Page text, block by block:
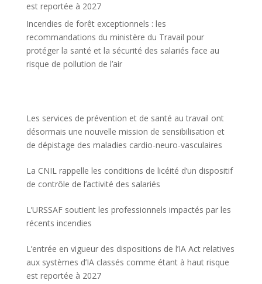
est reportée à 2027
Incendies de forêt exceptionnels : les
recommandations du ministère du Travail pour
protéger la santé et la sécurité des salariés face au
risque de pollution de l’air
Les services de prévention et de santé au travail ont
désormais une nouvelle mission de sensibilisation et
de dépistage des maladies cardio-neuro-vasculaires
La CNIL rappelle les conditions de licéité d’un dispositif
de contrôle de l’activité des salariés
L’URSSAF soutient les professionnels impactés par les
récents incendies
L’entrée en vigueur des dispositions de l’IA Act relatives
aux systèmes d’IA classés comme étant à haut risque
est reportée à 2027